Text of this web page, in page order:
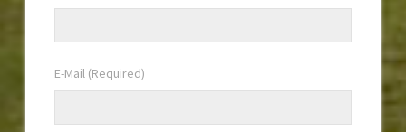
E-Mail (Required)